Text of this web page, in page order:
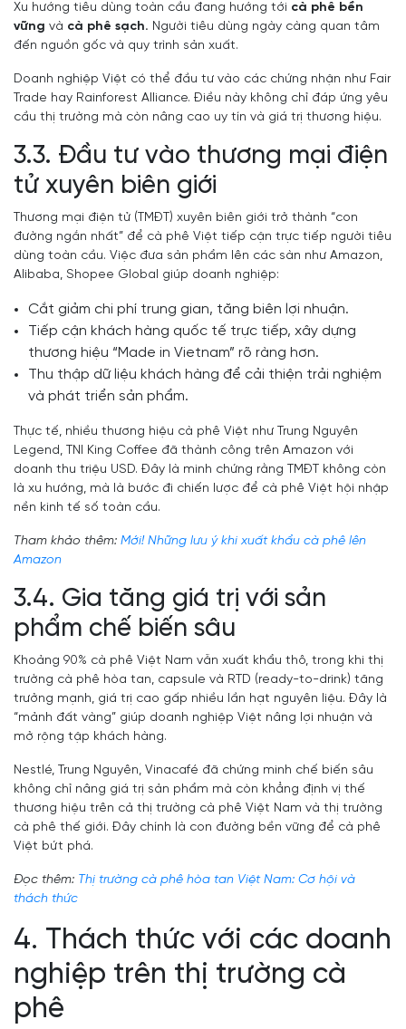
Xu hướng tiêu dùng toàn cầu đang hướng tới cà phê bền
vững và cà phê sạch. Người tiêu dùng ngày càng quan tâm
đến nguồn gốc và quy trình sản xuất.
Doanh nghiệp Việt có thể đầu tư vào các chứng nhận như Fair
Trade hay Rainforest Alliance. Điều này không chỉ đáp ứng yêu
cầu thị trường mà còn nâng cao uy tín và giá trị thương hiệu.
3.3. Đầu tư vào thương mại điện
tử xuyên biên giới
Thương mại điện tử (TMĐT) xuyên biên giới trở thành “con
đường ngắn nhất” để cà phê Việt tiếp cận trực tiếp người tiêu
dùng toàn cầu. Việc đưa sản phẩm lên các sàn như Amazon,
Alibaba, Shopee Global giúp doanh nghiệp:
Cắt giảm chi phí trung gian, tăng biên lợi nhuận.
Tiếp cận khách hàng quốc tế trực tiếp, xây dựng
thương hiệu “Made in Vietnam” rõ ràng hơn.
Thu thập dữ liệu khách hàng để cải thiện trải nghiệm
và phát triển sản phẩm.
Thực tế, nhiều thương hiệu cà phê Việt như Trung Nguyên
Legend, TNI King Coffee đã thành công trên Amazon với
doanh thu triệu USD. Đây là minh chứng rằng TMĐT không còn
là xu hướng, mà là bước đi chiến lược để cà phê Việt hội nhập
nền kinh tế số toàn cầu.
Tham khảo thêm: Mới! Những lưu ý khi xuất khẩu cà phê lên
Amazon
3.4. Gia tăng giá trị với sản
phẩm chế biến sâu
Khoảng 90% cà phê Việt Nam vẫn xuất khẩu thô, trong khi thị
trường cà phê hòa tan, capsule và RTD (ready-to-drink) tăng
trưởng mạnh, giá trị cao gấp nhiều lần hạt nguyên liệu. Đây là
“mảnh đất vàng” giúp doanh nghiệp Việt nâng lợi nhuận và
mở rộng tập khách hàng.
Nestlé, Trung Nguyên, Vinacafé đã chứng minh chế biến sâu
không chỉ nâng giá trị sản phẩm mà còn khẳng định vị thế
thương hiệu trên cả thị trường cà phê Việt Nam và thị trường
cà phê thế giới. Đây chính là con đường bền vững để cà phê
Việt bứt phá.
Đọc thêm: Thị trường cà phê hòa tan Việt Nam: Cơ hội và
thách thức
4. Thách thức với các doanh
nghiệp trên thị trường cà
phê